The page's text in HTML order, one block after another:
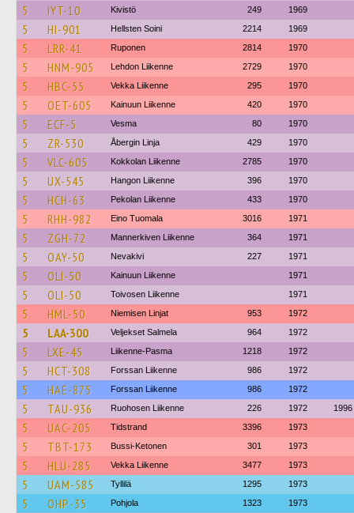
5 IYT-10 Kivistö 249 1969
5 HI-901 Hellsten Soini 2214 1969
5 LRR-41 Ruponen 2814 1970
5 HNM-905 Lehdon Liikenne 2729 1970
5 HBC-55 Vekka Liikenne 295 1970
5 OET-605 Kainuun Liikenne 420 1970
5 ECF-5 Vesma 80 1970
5 ZR-530 Åbergin Linja 429 1970
5 VLC-605 Kokkolan Liikenne 2785 1970
5 UX-545 Hangon Liikenne 396 1970
5 HCH-63 Pekolan Liikenne 433 1970
5 RHH-982 Eino Tuomala 3016 1971
5 ZGH-72 Mannerkiven Liikenne 364 1971
5 OAY-50 Nevakivi 227 1971
5 OLI-50 Kainuun Liikenne 1971
5 OLI-50 Toivosen Liikenne 1971
5 HML-50 Niemisen Linjat 953 1972
5 LAA-300 Veljekset Salmela 964 1972
5 LXE-45 Liikenne-Pasma 1218 1972
5 HCT-308 Forssan Liikenne 986 1972
5 HAE-875 Forssan Liikenne 986 1972
5 TAU-936 Ruohosen Liikenne 226 1972 1996
5 UAC-205 Tidstrand 3396 1973
5 TBT-173 Bussi-Ketonen 301 1973
5 HLU-285 Vekka Liikenne 3477 1973
5 UAM-585 Tyllilä 1295 1973
5 OHP-35 Pohjola 1323 1973